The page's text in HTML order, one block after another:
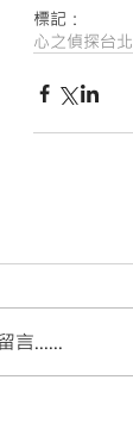
標記：
心之偵探台北
言......